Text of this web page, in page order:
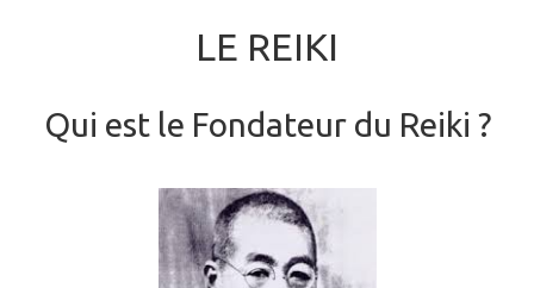
LE REIKI
Qui est le Fondateur du Reiki ?